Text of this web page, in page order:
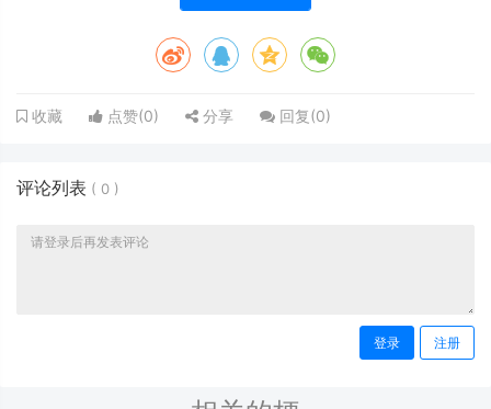
收藏 点赞(0) 分享 回复(0)
评论列表 ( 0 )
登录 注册